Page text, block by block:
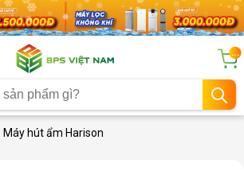
...
Máy hút ẩm Harison